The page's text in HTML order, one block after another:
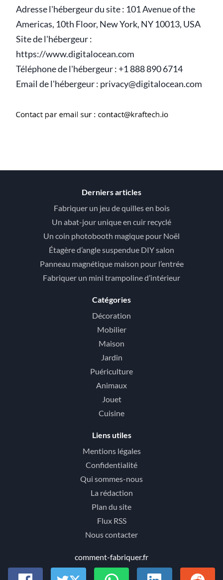
Adresse l'hébergeur du site : 101 Avenue of the
Americas, 10th Floor, New York, NY 10013, USA
Site de l'hébergeur :
https://www.digitalocean.com
Téléphone de l'hébergeur : +1 888 890 6714
Email de l'hébergeur : privacy@digitalocean.com
Derniers articles
Fabriquer un jeu de quilles en bois
Un abat-jour unique en cuir recyclé
Un coin photobooth magique pour Noël
Étagère d’angle suspendue DIY salon
Panneau magnétique maison pour l’entrée
Fabriquer un mini trampoline d’intérieur
Catégories
Décoration
Mobilier
Maison
Jardin
Puériculture
Animaux
Jouet
Cuisine
Liens utiles
Mentions légales
Confidentialité
Qui sommes-nous
La rédaction
Plan du site
Flux RSS
Nous contacter
comment-fabriquer.fr